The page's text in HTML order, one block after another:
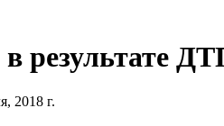
результате
2018 г.